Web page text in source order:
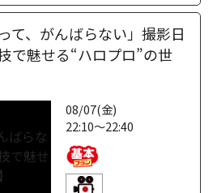
て、がんばらない」撮影日
魅せる“ハロプロ”の世
08/07(金)
22:10～22:40